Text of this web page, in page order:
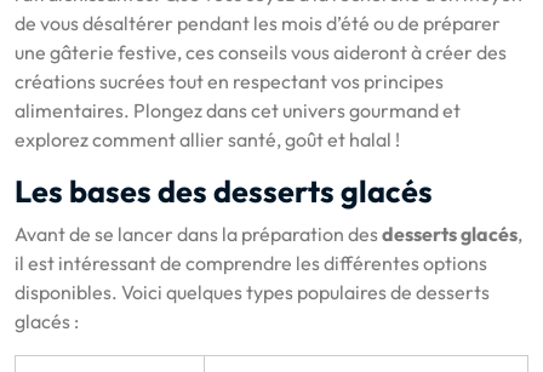
de vous désaltérer pendant les mois d’été ou de préparer
une gâterie festive, ces conseils vous aideront à créer des
créations sucrées tout en respectant vos principes
alimentaires. Plongez dans cet univers gourmand et
explorez comment allier santé, goût et halal !
Les bases des desserts glacés
Avant de se lancer dans la préparation desdesserts glacés,
il est intéressant de comprendre les différentes options
disponibles. Voici quelques types populaires de desserts
glacés :